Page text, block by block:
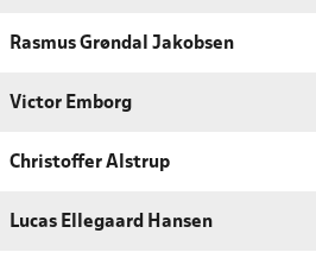
Rasmus Grøndal Jakobsen
Victor Emborg
Christoffer Alstrup
Lucas Ellegaard Hansen